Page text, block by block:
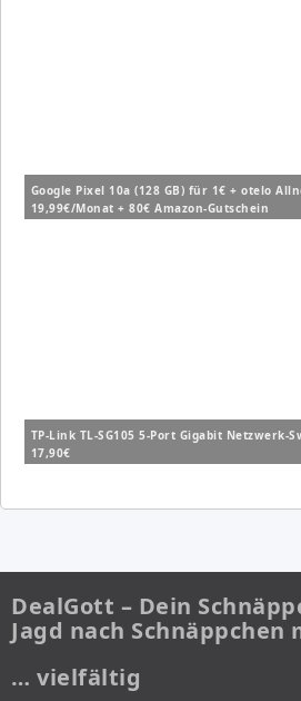
Google Pixel 10a (128 GB) für 1€ + otelo
19,99€/Monat + 80€ Amazon-Gutschein
TP-Link TL-SG105 5-Port Gigabit Netzwerk-
17,90€
DealGott – Dein
Jagd nach
… vielfältig